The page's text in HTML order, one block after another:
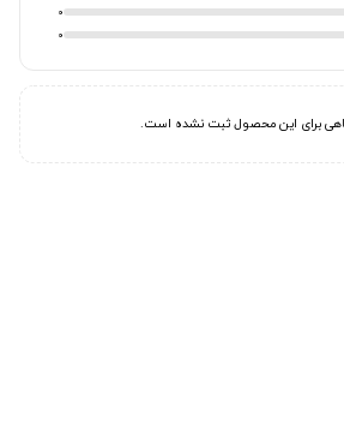
0
0
برای این محصول ثبت نشده است.